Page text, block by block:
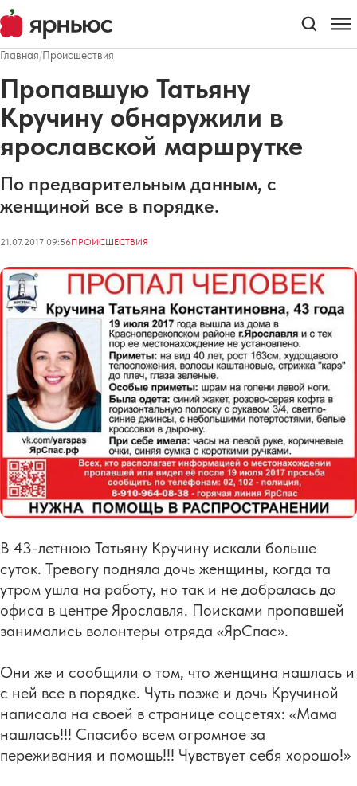
Главная/Происшествия
Пропавшую Татьяну
Кручину обнаружили в
ярославской маршрутке
По предварительным данным, с
женщиной все в порядке.
21.07.2017 09:56ПРОИСШЕСТВИЯ
В 43-летнюю Татьяну Кручину искали больше
суток. Тревогу подняла дочь женщины, когда та
утром ушла на работу, но так и не добралась до
офиса в центре Ярославля. Поисками пропавшей
занимались волонтеры отряда «ЯрСпас».
Они же и сообщили о том, что женщина нашлась и
с ней все в порядке. Чуть позже и дочь Кручиной
написала на своей в странице соцсетях: «Мама
нашлась!!! Спасибо всем огромное за
переживания и помощь!!! Чувствует себя хорошо!»